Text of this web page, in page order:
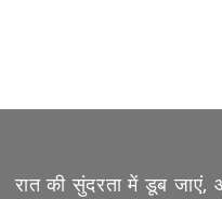
रात की सुंदरता में डूब